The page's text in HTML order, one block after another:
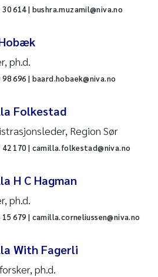
(RAS)
30 614 | bushra.muzamil@niva.no
ph.d.
98 696 | baard.hobaek@niva.no
Folkestad
Region Sør
42 170 | camilla.folkestad@niva.no
H C Hagman
ph.d.
15 679 | camilla.corneliussen@niva.no
With Fagerli
ph.d.